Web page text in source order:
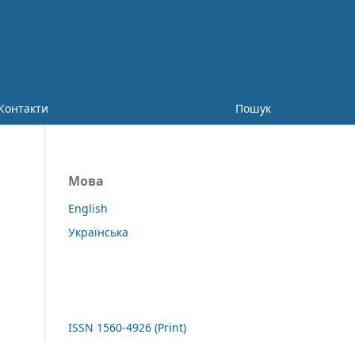
Пошук
Мова
English
Українська
ISSN 1560-4926 (Print)